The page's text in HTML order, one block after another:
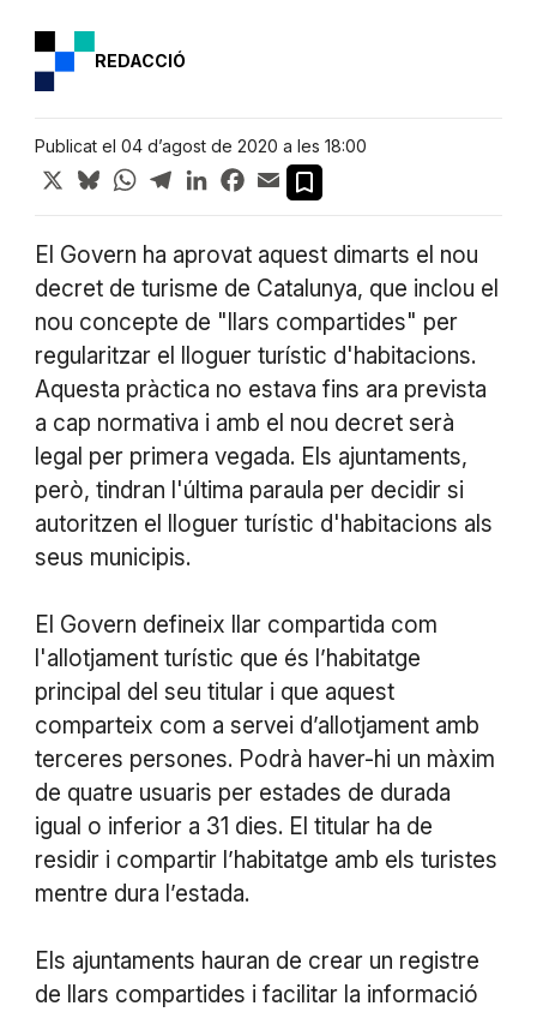
REDACCIÓ
Publicat el 04 d’agost de 2020 a les 18:00
X BlueskyWhatsApp
TelegramLinkedInFacebook
Email
El Govern ha aprovat aquest dimarts el nou
decret de turisme de Catalunya, que inclou el
nou concepte de "llars compartides" per
regularitzar el lloguer turístic d'habitacions.
Aquesta pràctica no estava fins ara prevista
a cap normativa i amb el nou decret serà
legal per primera vegada. Els ajuntaments,
però, tindran l'última paraula per decidir si
autoritzen el lloguer turístic d'habitacions als
seus municipis.
El Govern defineix llar compartida com
l'allotjament turístic que és l’habitatge
principal del seu titular i que aquest
comparteix com a servei d’allotjament amb
terceres persones. Podrà haver-hi un màxim
de quatre usuaris per estades de durada
igual o inferior a 31 dies. El titular ha de
residir i compartir l’habitatge amb els turistes
mentre dura l’estada.
Els ajuntaments hauran de crear un registre
de llars compartides i facilitar la informació